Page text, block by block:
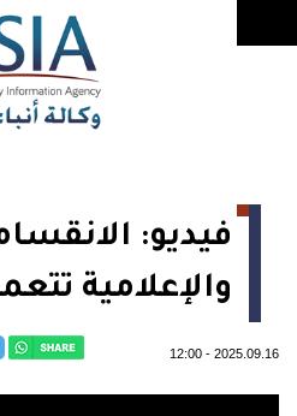
فيديو:
والإعلامية
2025.09.16
-
12:00